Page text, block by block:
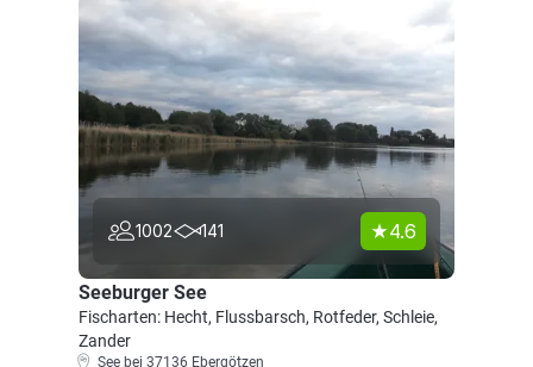
1002 141 4.6
Seeburger See
Fischarten: Hecht, Flussbarsch, Rotfeder, Schleie,
Zander
See bei 37136 Ebergötzen